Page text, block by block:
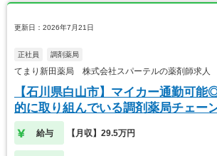
更新日：2026年7月21日
正社員 調剤薬局
てまり新田薬局 株式会社スパーテルの薬剤師求人
【石川県白山市】マイカー通勤可
的に取り組んでいる調剤薬局チェー
給与 【月収】29.5万円